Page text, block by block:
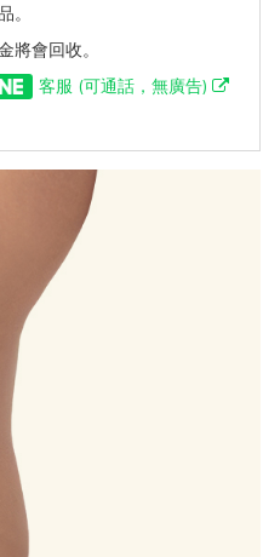
。
將會回收。
客服 (可通話，無廣告)